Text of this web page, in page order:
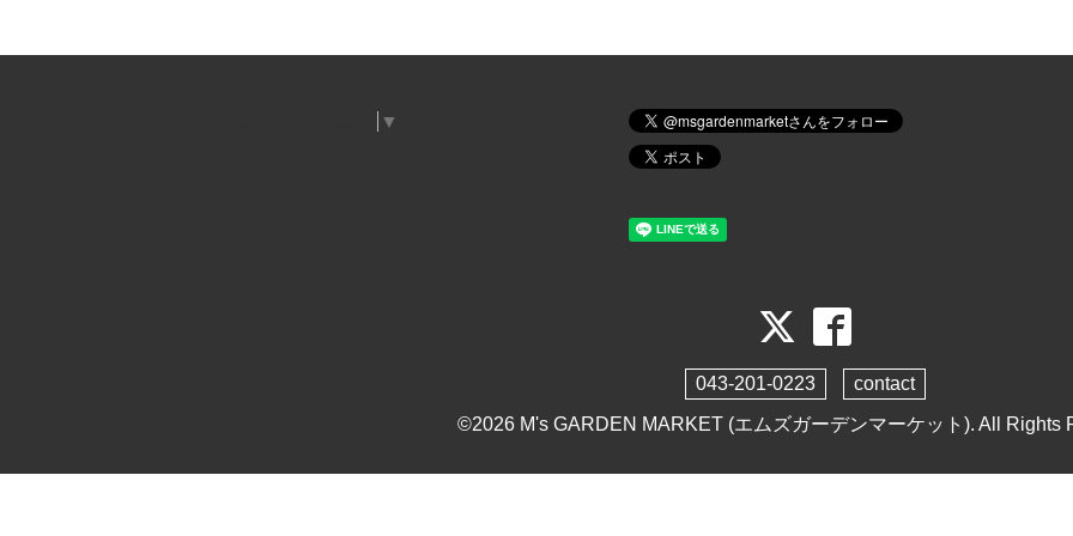
▼
043-201-0223
contact
©2026 M's GARDEN MARKET (エムズガーデンマーケット). All Rights